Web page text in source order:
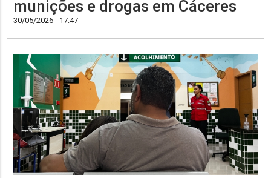
munições e drogas em Cáceres
30/05/2026 - 17:47